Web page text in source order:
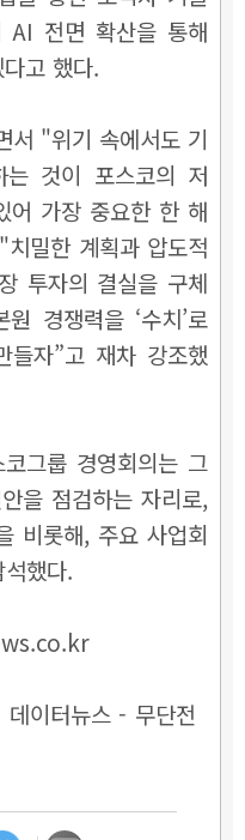
AI 전면 확산을 통해
고 했다.
서 "위기 속에서도 기
는 것이 포스코의 저
어 가장 중요한 한 해
밀한 계획과 압도적
투자의 결실을 구체
경쟁력을 ‘수치’로
들자”고 재차 강조했
그룹 경영회의는 그
을 점검하는 자리로,
비롯해, 주요 사업회
했다.
이터뉴스 - 무단전